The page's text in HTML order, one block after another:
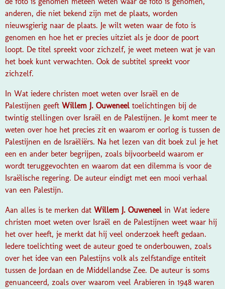
anderen, die niet bekend zijn met de plaats, worden
nieuwsgierig naar de plaats. Je wilt weten waar de foto is
genomen en hoe het er precies uitziet als je door de poort
loopt. De titel spreekt voor zichzelf, je weet meteen wat je van
het boek kunt verwachten. Ook de subtitel spreekt voor
zichzelf.
In Wat iedere christen moet weten over Israël en de
Palestijnen geeft Willem J. Ouweneel toelichtingen bij de
twintig stellingen over Israël en de Palestijnen. Je komt meer te
weten over hoe het precies zit en waarom er oorlog is tussen de
Palestijnen en de Israëliërs. Na het lezen van dit boek zul je het
een en ander beter begrijpen, zoals bijvoorbeeld waarom er
wordt teruggevochten en waarom dat een dilemma is voor de
Israëlische regering. De auteur eindigt met een mooi verhaal
van een Palestijn.
Aan alles is te merken dat Willem J. Ouweneel in Wat iedere
christen moet weten over Israël en de Palestijnen weet waar hij
het over heeft, je merkt dat hij veel onderzoek heeft gedaan.
Iedere toelichting weet de auteur goed te onderbouwen, zoals
over het idee van een Palestijns volk als zelfstandige entiteit
tussen de Jordaan en de Middellandse Zee. De auteur is soms
genuanceerd, zoals over waarom veel Arabieren in 1948 waren